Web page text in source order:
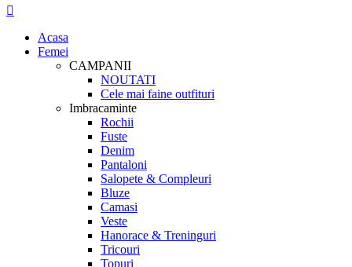
Acasa
Femei
CAMPANII
NOUTATI
Cele mai faine outfituri
Imbracaminte
Rochii
Fuste
Denim
Pantaloni
Salopete & Compleuri
Bluze
Camasi
Veste
Hanorace & Treninguri
Tricouri
Topuri